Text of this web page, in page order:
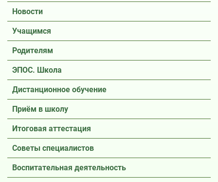
Новости
Учащимся
Родителям
ЭПОС. Школа
Дистанционное обучение
Приём в школу
Итоговая аттестация
Советы специалистов
Воспитательная деятельность